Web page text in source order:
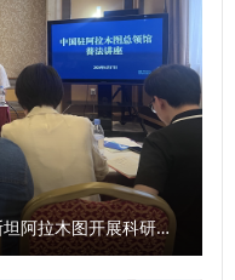
设处、教务处、科研
刑事法学院、民商法学
国际法学院（国际仲裁学
院）、公安学院（公共
及涉外刑事法治与国别
、涉外法治研究中心、
位的主要负责人和学生
法学院 撰稿：高晓伟
努力拼搏、再创佳
擂台比武砺精兵 自大赛
组织领导，精心部署推
局面。在9月29日—30日
校领导、有关职能部门
。 比赛现场，107名选
的各类问题提出解决思
部良好的工作作风和过
国际法学院张光耀博士在哈萨克斯坦阿拉木图开展科研与社会服务活动